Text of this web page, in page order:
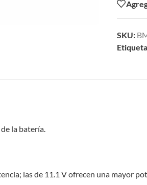
SKU:
la batería.
las de 11.1 V ofrecen una mayor